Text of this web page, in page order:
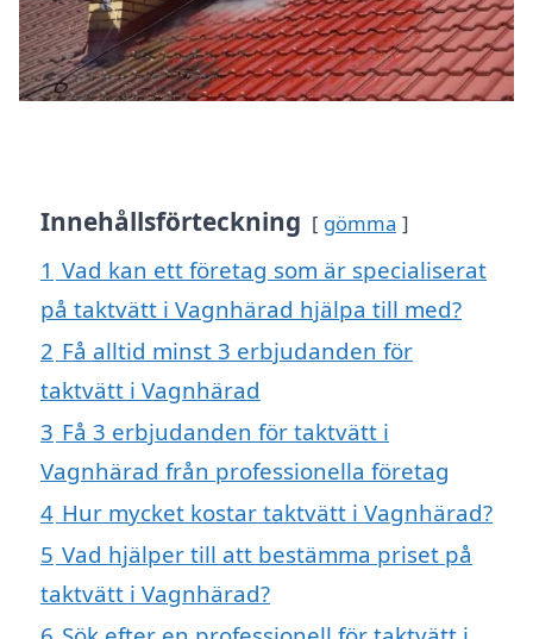
Innehållsförteckning gömma
1 Vad kan ett företag som är specialiserat
på taktvätt i Vagnhärad hjälpa till med?
2 Få alltid minst 3 erbjudanden för
taktvätt i Vagnhärad
3 Få 3 erbjudanden för taktvätt i
Vagnhärad från professionella företag
4 Hur mycket kostar taktvätt i Vagnhärad?
5 Vad hjälper till att bestämma priset på
taktvätt i Vagnhärad?